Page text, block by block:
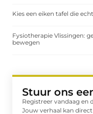
Kies een eiken tafel die
Fysiotherapie Vlissingen:
bewegen
Stuur ons
Registreer vandaag en
Jouw verhaal kan